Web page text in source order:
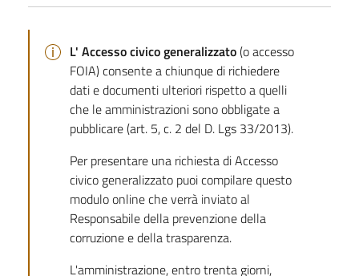
L' Accesso civico generalizzato(o accesso
FOIA) consente a chiunque di richiedere
dati e documenti ulteriori rispetto a quelli
che le amministrazioni sono obbligate a
pubblicare (art. 5, c. 2 del D. Lgs 33/2013).
Per presentare una richiesta di Accesso
civico generalizzato puoi compilare questo
modulo online che verrà inviato al
Responsabile della prevenzione della
corruzione e della trasparenza.
L'amministrazione, entro trenta giorni,